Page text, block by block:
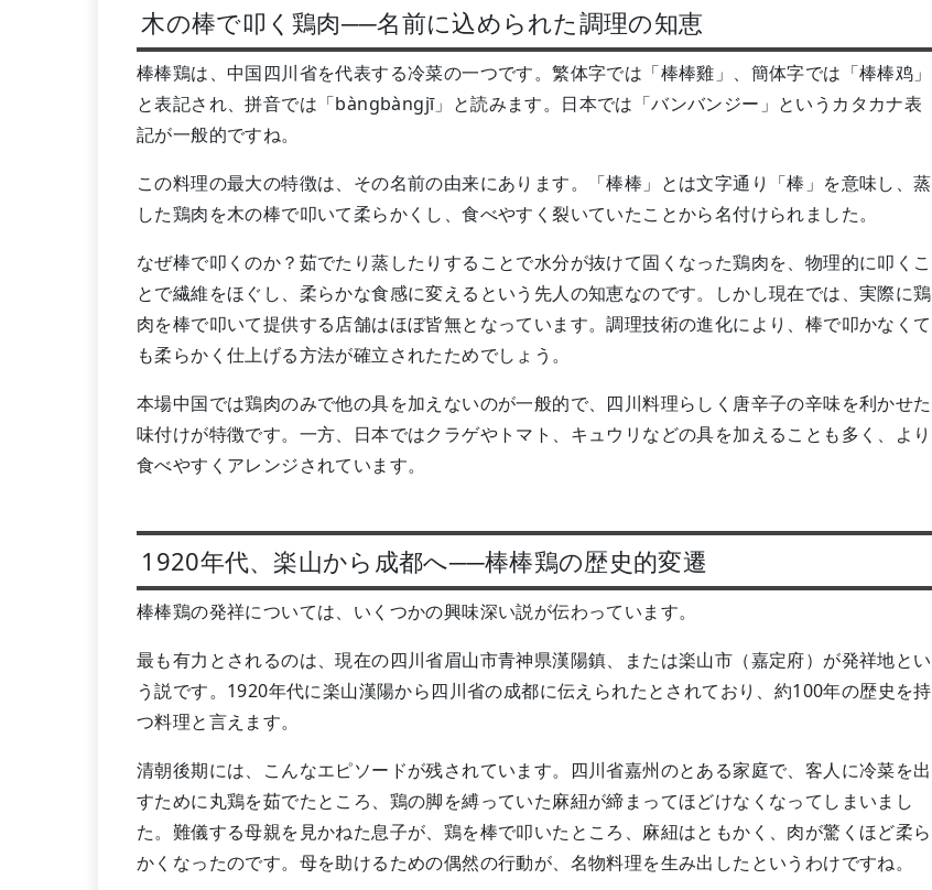
木の棒で叩く鶏肉──名前に込められた調理の知恵
棒棒鶏は、中国四川省を代表する冷菜の一つです。繁体字では「棒棒雞」、簡体字では「棒棒鸡」
と表記され、拼音では「bàngbàngjī」と読みます。日本では「バンバンジー」というカタカナ表
記が一般的ですね。
この料理の最大の特徴は、その名前の由来にあります。「棒棒」とは文字通り「棒」を意味し、蒸
した鶏肉を木の棒で叩いて柔らかくし、食べやすく裂いていたことから名付けられました。
なぜ棒で叩くのか？茹でたり蒸したりすることで水分が抜けて固くなった鶏肉を、物理的に叩くこ
とで繊維をほぐし、柔らかな食感に変えるという先人の知恵なのです。しかし現在では、実際に鶏
肉を棒で叩いて提供する店舗はほぼ皆無となっています。調理技術の進化により、棒で叩かなくて
も柔らかく仕上げる方法が確立されたためでしょう。
本場中国では鶏肉のみで他の具を加えないのが一般的で、四川料理らしく唐辛子の辛味を利かせた
味付けが特徴です。一方、日本ではクラゲやトマト、キュウリなどの具を加えることも多く、より
食べやすくアレンジされています。
1920年代、楽山から成都へ──棒棒鶏の歴史的変遷
棒棒鶏の発祥については、いくつかの興味深い説が伝わっています。
最も有力とされるのは、現在の四川省眉山市青神県漢陽鎮、または楽山市（嘉定府）が発祥地とい
う説です。1920年代に楽山漢陽から四川省の成都に伝えられたとされており、約100年の歴史を持
つ料理と言えます。
清朝後期には、こんなエピソードが残されています。四川省嘉州のとある家庭で、客人に冷菜を出
すために丸鶏を茹でたところ、鶏の脚を縛っていた麻紐が締まってほどけなくなってしまいまし
た。難儀する母親を見かねた息子が、鶏を棒で叩いたところ、麻紐はともかく、肉が驚くほど柔ら
かくなったのです。母を助けるための偶然の行動が、名物料理を生み出したというわけですね。